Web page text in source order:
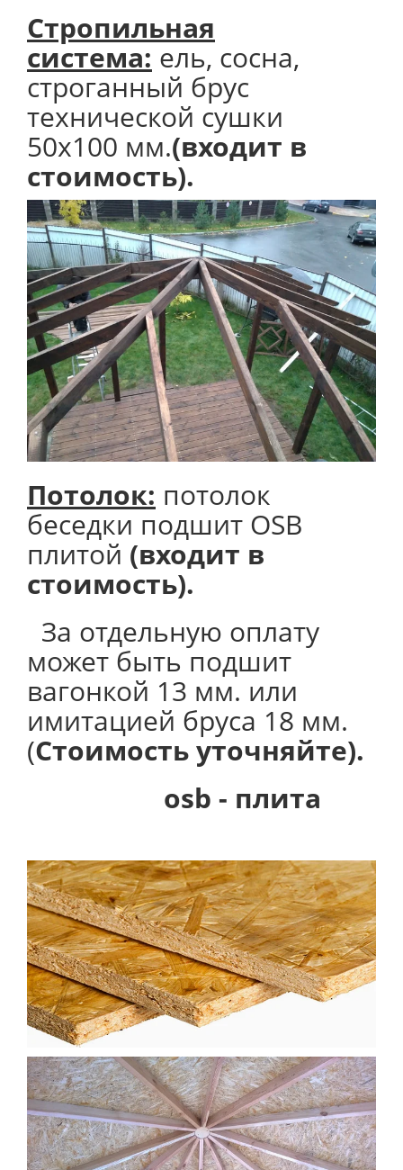
Стропильная
система: ель, сосна,
строганный брус
технической сушки
50х100 мм.(входит в
стоимость).
Потолок: потолок
беседки подшит OSB
плитой (входит в
стоимость).
За отдельную оплату
может быть подшит
вагонкой 13 мм. или
имитацией бруса 18 мм.
(Стоимость уточняйте).
osb - плита